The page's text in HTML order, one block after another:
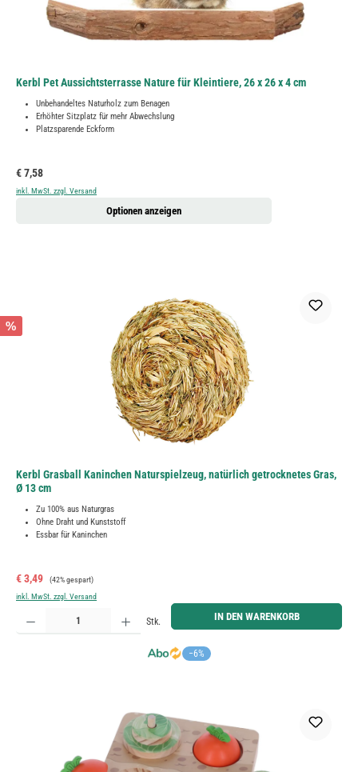
Kerbl Pet Aussichtsterrasse Nature für Kleintiere, 26 x 26 x 4 cm
Unbehandeltes Naturholz zum Benagen
Erhöhter Sitzplatz für mehr Abwechslung
Platzsparende Eckform
Regulärer Preis:
€ 7,58
inkl. MwSt. zzgl. Versand
Optionen anzeigen
%
Kerbl Grasball Kaninchen Naturspielzeug, natürlich getrocknetes Gras,
Ø 13 cm
Zu 100% aus Naturgras
Ohne Draht und Kunststoff
Essbar für Kaninchen
Verkaufspreis:
€ 3,49 Regulärer Preis:
(42% gespart)
inkl. MwSt. zzgl. Versand
−6%
Produkt Anzahl: Gib den gewünschten Wert ein oder benutze die Schaltflächen um die Anzahl zu
Stk. IN DEN WARENKORB